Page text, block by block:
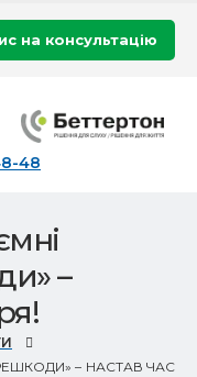
на консультацію
48
–
– НАСТАВ ЧАС